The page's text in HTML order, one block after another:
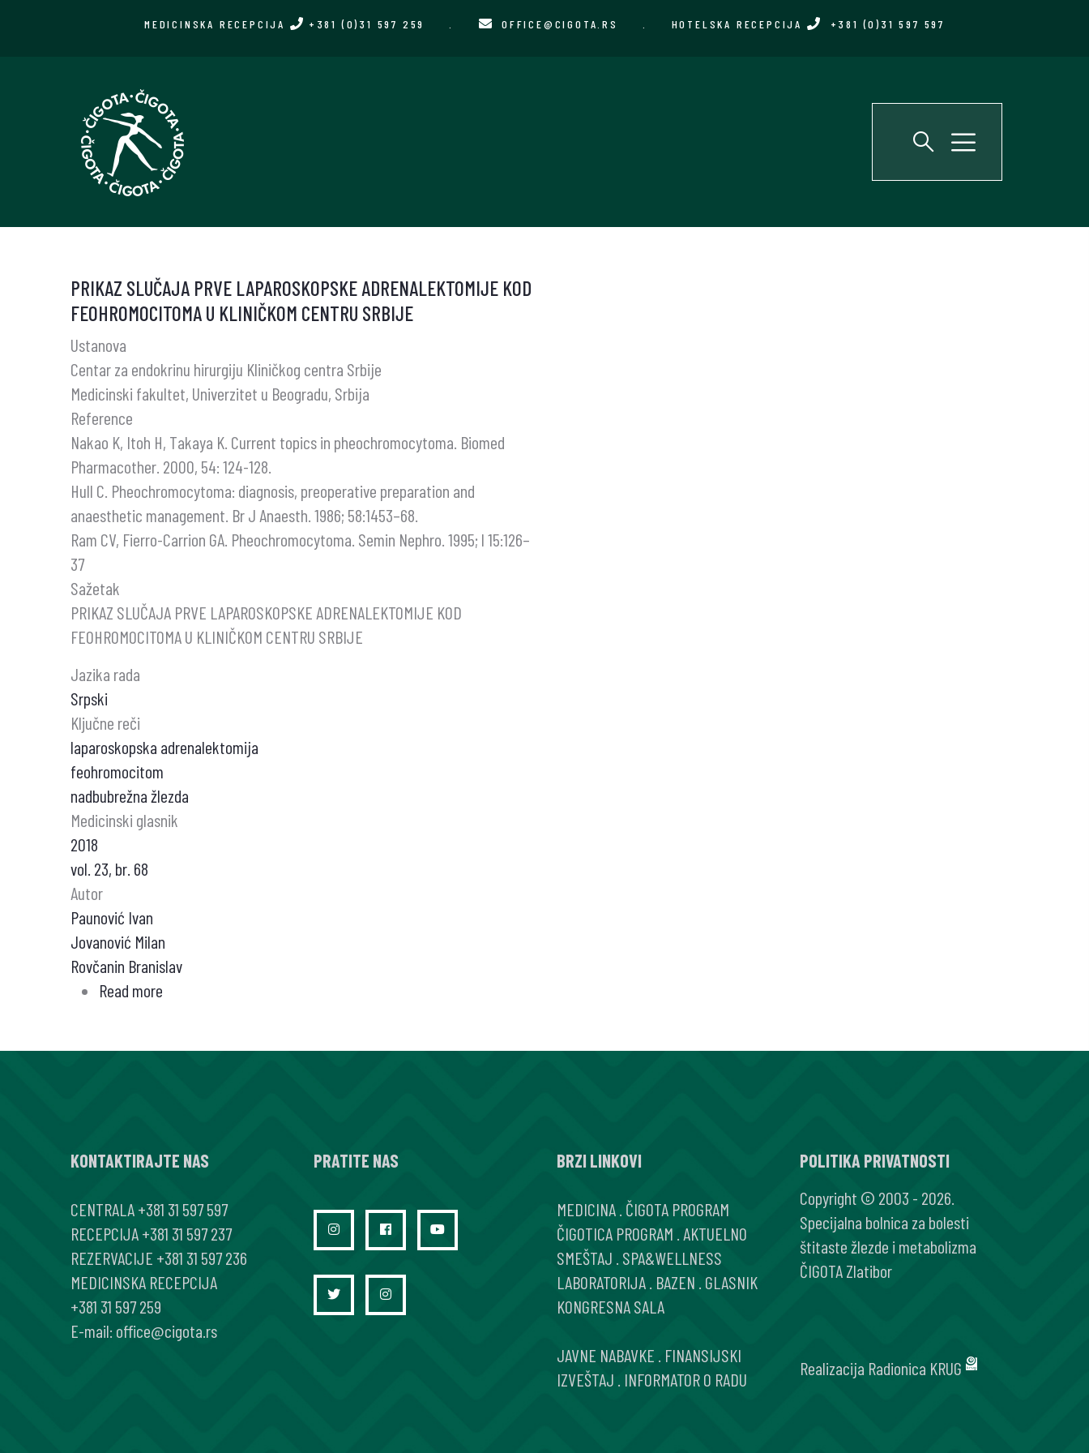
MEDICINSKA RECEPCIJA +381 (0)31 597 259 OFFICE@CIGOTA.RS HOTELSKA RECEPCIJA +381 (0)31 597 597
PRIKAZ SLUČAJA PRVE LAPAROSKOPSKE ADRENALEKTOMIJE KOD
FEOHROMOCITOMA U KLINIČKOM CENTRU SRBIJE
Ustanova
Centar za endokrinu hirurgiju Kliničkog centra Srbije
Medicinski fakultet, Univerzitet u Beogradu, Srbija
Reference
Nakao K, Itoh H, Takaya K. Current topics in pheochromocytoma. Biomed
Pharmacother. 2000, 54: 124-128.
Hull C. Pheochromocytoma: diagnosis, preoperative preparation and
anaesthetic management. Br J Anaesth. 1986; 58:1453–68.
Ram CV, Fierro-Carrion GA. Pheochromocytoma. Semin Nephro. 1995; l 15:126–
37
Sažetak
PRIKAZ SLUČAJA PRVE LAPAROSKOPSKE ADRENALEKTOMIJE KOD
FEOHROMOCITOMA U KLINIČKOM CENTRU SRBIJE
Jazika rada
Srpski
Ključne reči
laparoskopska adrenalektomija
feohromocitom
nadbubrežna žlezda
Medicinski glasnik
2018
vol. 23, br. 68
Autor
Paunović Ivan
Jovanović Milan
Rovčanin Branislav
Read more
FEOHROMOCITOMA
KLINIČKOM
CENTRU
SRBIJE
KONTAKTIRAJTE NAS
CENTRALA+381 31 597 597
RECEPCIJA+381 31 597 237
REZERVACIJE +381 31 597 236
MEDICINSKA RECEPCIJA
+381 31 597 259
E-mail: office@cigota.rs
PRATITE NAS BRZI LINKOVI
MEDICINA ČIGOTA PROGRAM
ČIGOTICA PROGRAM AKTUELNO
SMEŠTAJ SPA&WELLNESS
LABORATORIJA BAZEN GLASNIK
KONGRESNA SALA
JAVNE NABAVKE FINANSIJSKI
IZVEŠTAJ INFORMATOR O RADU
POLITIKA PRIVATNOSTI
Copyright © 2003 - 2026.
Specijalna bolnica za bolesti
štitaste žlezde i metabolizma
ČIGOTA Zlatibor
Realizacija Radionica KRUG